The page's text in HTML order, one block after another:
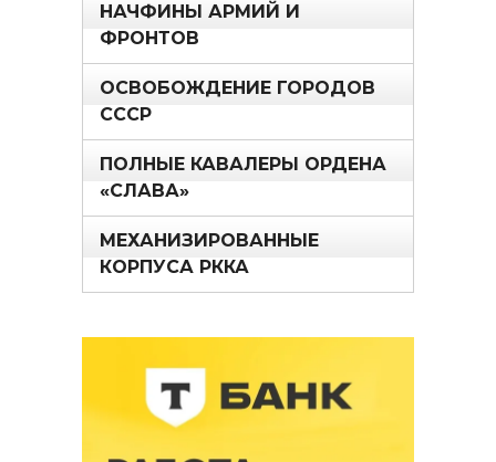
НАЧФИНЫ АРМИЙ И
ФРОНТОВ
ОСВОБОЖДЕНИЕ ГОРОДОВ
СССР
ПОЛНЫЕ КАВАЛЕРЫ ОРДЕНА
«СЛАВА»
МЕХАНИЗИРОВАННЫЕ
КОРПУСА РККА